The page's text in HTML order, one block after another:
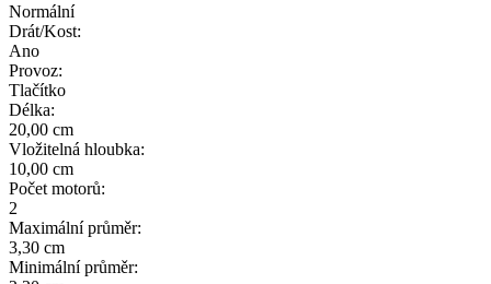
Normální
Drát/Kost:
Ano
Provoz:
Tlačítko
Délka:
20,00 cm
Vložitelná hloubka:
10,00 cm
Počet motorů:
2
Maximální průměr:
3,30 cm
Minimální průměr: